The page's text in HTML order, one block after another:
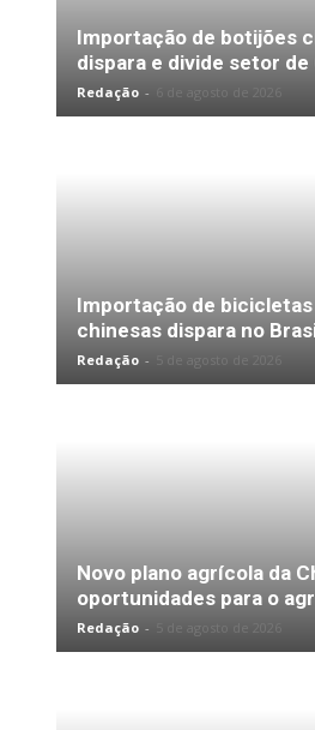
Importação de botijões
dispara e divide setor de
Redação -
Importação de
chinesas dispara no
Redação -
Novo plano agrícola da
oportunidades para o
Redação -